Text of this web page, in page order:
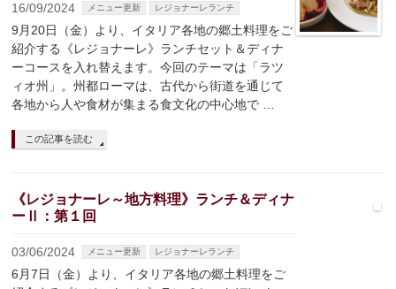
16/09/2024 メニュー更新 レジョナーレランチ
9月20日（金）より、イタリア各地の郷土料理をご
紹介する《レジョナーレ》ランチセット＆ディナ
ーコースを入れ替えます。今回のテーマは「ラツ
ィオ州」。州都ローマは、古代から街道を通じて
各地から人や食材が集まる食文化の中心地で …
この記事を読む
《レジョナーレ～地方料理》ランチ＆ディナ
ーⅡ：第１回
03/06/2024 メニュー更新 レジョナーレランチ
6月7日（金）より、イタリア各地の郷土料理をご